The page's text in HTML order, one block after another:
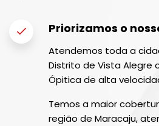
Priorizamos o
Atendemos toda a
Distrito de Vista Alegre
Ópitica de alta
Temos a maior
região de Maracaju,